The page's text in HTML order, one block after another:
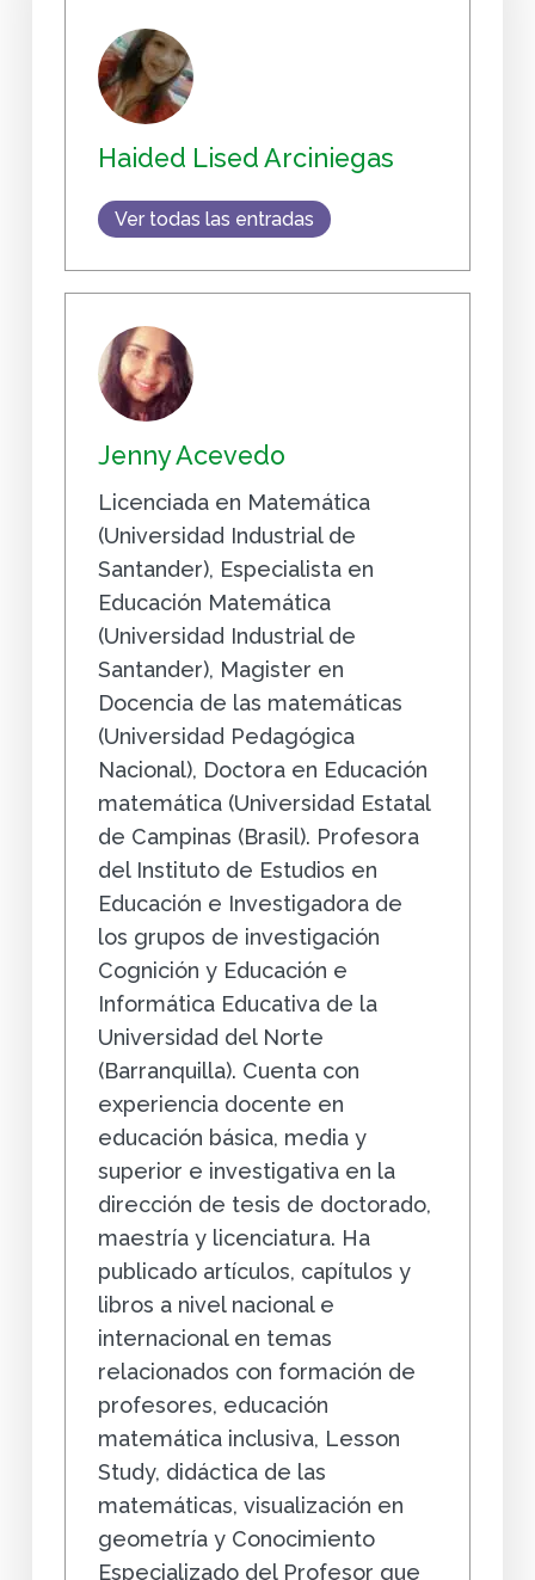
Haided Lised Arciniegas
Ver todas las entradas
Jenny Acevedo
Licenciada en Matemática
(Universidad Industrial de
Santander), Especialista en
Educación Matemática
(Universidad Industrial de
Santander), Magister en
Docencia de las matemáticas
(Universidad Pedagógica
Nacional), Doctora en Educación
matemática (Universidad Estatal
de Campinas (Brasil). Profesora
del Instituto de Estudios en
Educación e Investigadora de
los grupos de investigación
Cognición y Educación e
Informática Educativa de la
Universidad del Norte
(Barranquilla). Cuenta con
experiencia docente en
educación básica, media y
superior e investigativa en la
dirección de tesis de doctorado,
maestría y licenciatura. Ha
publicado artículos, capítulos y
libros a nivel nacional e
internacional en temas
relacionados con formación de
profesores, educación
matemática inclusiva, Lesson
Study, didáctica de las
matemáticas, visualización en
geometría y Conocimiento
Especializado del Profesor que